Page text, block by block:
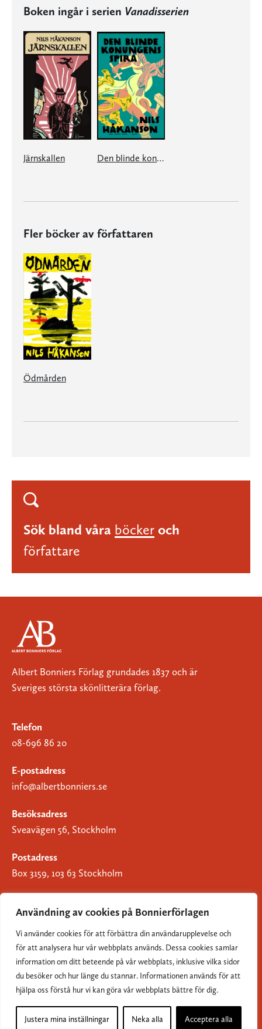
Användning av cookies på Bonnierförlagen
Vi använder cookies för att förbättra din användarupplevelse och
för att analysera hur vår webbplats används. Dessa cookies samlar
information om ditt beteende på vår webbplats, inklusive vilka sidor
du besöker och hur länge du stannar. Informationen används för att
hjälpa oss förstå hur vi kan göra vår webbplats bättre för dig.
Justera mina inställningar Neka alla Acceptera alla
Boken ingår i serien Vanadisserien
Järnskallen Den blinde konungens spira
Fler böcker av författaren
Ödmården
Sök bland våra böcker och
författare
Albert Bonniers Förlag grundades 1837 och är
Sveriges största skönlitterära förlag.
Telefon
08-696 86 20
E-postadress
info@albertbonniers.se
Besöksadress
Sveavägen 56, Stockholm
Postadress
Box 3159, 103 63 Stockholm
Om Bonnierförlagen
Cookies
Integritetspolicy